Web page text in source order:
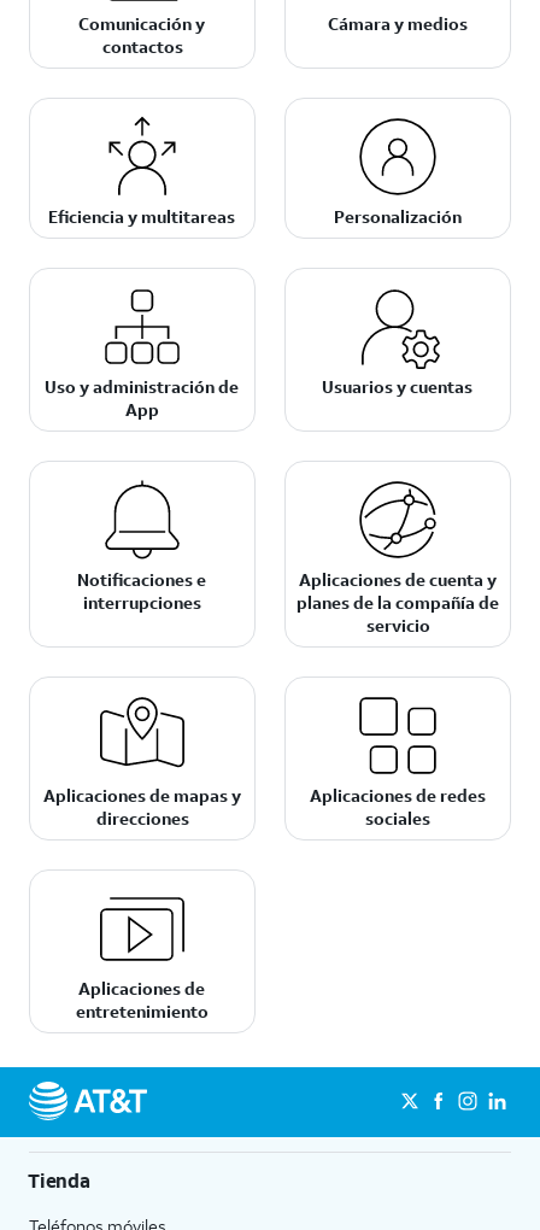
Comunicación y
contactos
Cámara y medios
Eficiencia y multitareas Personalización
Uso y administración de
App
Usuarios y cuentas
Notificaciones e
interrupciones
Aplicaciones de cuenta y
planes de la compañía de
servicio
Aplicaciones de mapas y
direcciones
Aplicaciones de redes
sociales
Aplicaciones de
entretenimiento
Tienda